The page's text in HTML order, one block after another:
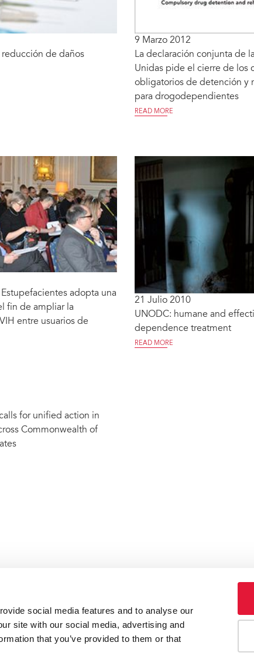
social media features and to analyse our
site with our social media, advertising and
that you’ve provided to them or that
reducción de daños
9 Marzo 2012
La declaración conjunta de
Unidas pide el cierre de los
obligatorios de detención y
para drogodependientes
READ MORE
adopta una
fin de ampliar la
entre usuarios de
21 Julio 2010
UNODC: humane and
dependence treatment
READ MORE
for unified action in
Commonwealth of